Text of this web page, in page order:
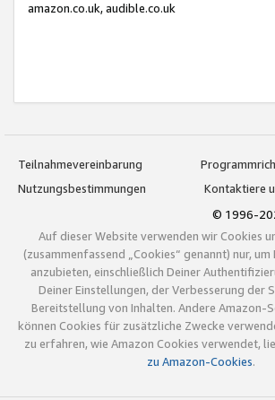
amazon.co.uk, audible.co.uk
Teilnahmevereinbarung
Nutzungsbestimmungen
Kontaktiere
© 1996-
Auf dieser Website verwenden wir Cookies
(zusammenfassend „Cookies“ genannt) nur,
anzubieten, einschließlich Deiner
Deiner Einstellungen, der Verbesserung der
Bereitstellung von Inhalten. Andere Amazon-
können Cookies für zusätzliche Zwecke
zu erfahren, wie Amazon Cookies verwendet,
zu Amazon-Cookies.